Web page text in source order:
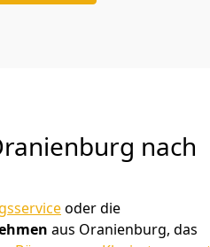
nach
oder die
aus Oranienburg, das